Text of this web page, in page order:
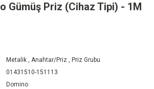
Gümüş Priz (Cihaz Tipi) - 1M
Metalik ,Anahtar/Priz , Priz Grubu
01431510-151113
Domino